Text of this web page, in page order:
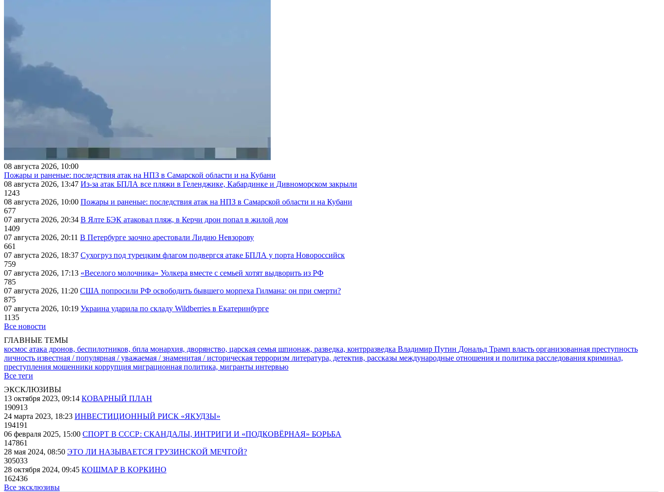
08 августа 2026, 10:00
Пожары и раненые: последствия атак на НПЗ в Самарской области и на Кубани
08 августа 2026, 13:47 Из-за атак БПЛА все пляжи в Геленджике, Кабардинке и Дивноморском закрыли
1243
08 августа 2026, 10:00 Пожары и раненые: последствия атак на НПЗ в Самарской области и на Кубани
677
07 августа 2026, 20:34 В Ялте БЭК атаковал пляж, в Керчи дрон попал в жилой дом
1409
07 августа 2026, 20:11 В Петербурге заочно арестовали Лидию Невзорову
661
07 августа 2026, 18:37 Сухогруз под турецким флагом подвергся атаке БПЛА у порта Новороссийск
759
07 августа 2026, 17:13 «Веселого молочника» Уолкера вместе с семьей хотят выдворить из РФ
785
07 августа 2026, 11:20 США попросили РФ освободить бывшего морпеха Гилмана: он при смерти?
875
07 августа 2026, 10:19 Украина ударила по складу Wildberries в Екатеринбурге
1135
Все новости
ГЛАВНЫЕ ТЕМЫ
космос атака дронов, беспилотников, бпла монархия, дворянство, царская семья шпионаж, разведка, контрразведка Владимир Путин Дональд Трамп власть организованная преступность
личность известная / популярная / уважаемая / знаменитая / историческая терроризм литература, детектив, рассказы международные отношения и политика расследования криминал,
преступления мошенники коррупция миграционная политика, мигранты интервью
Все теги
ЭКСКЛЮЗИВЫ
13 октября 2023, 09:14 КОВАРНЫЙ ПЛАН
190913
24 марта 2023, 18:23 ИНВЕСТИЦИОННЫЙ РИСК «ЯКУДЗЫ»
194191
06 февраля 2025, 15:00 СПОРТ В СССР: СКАНДАЛЫ, ИНТРИГИ И «ПОДКОВЁРНАЯ» БОРЬБА
147861
28 мая 2024, 08:50 ЭТО ЛИ НАЗЫВАЕТСЯ ГРУЗИНСКОЙ МЕЧТОЙ?
305033
28 октября 2024, 09:45 КОШМАР В КОРКИНО
162436
Все эксклюзивы